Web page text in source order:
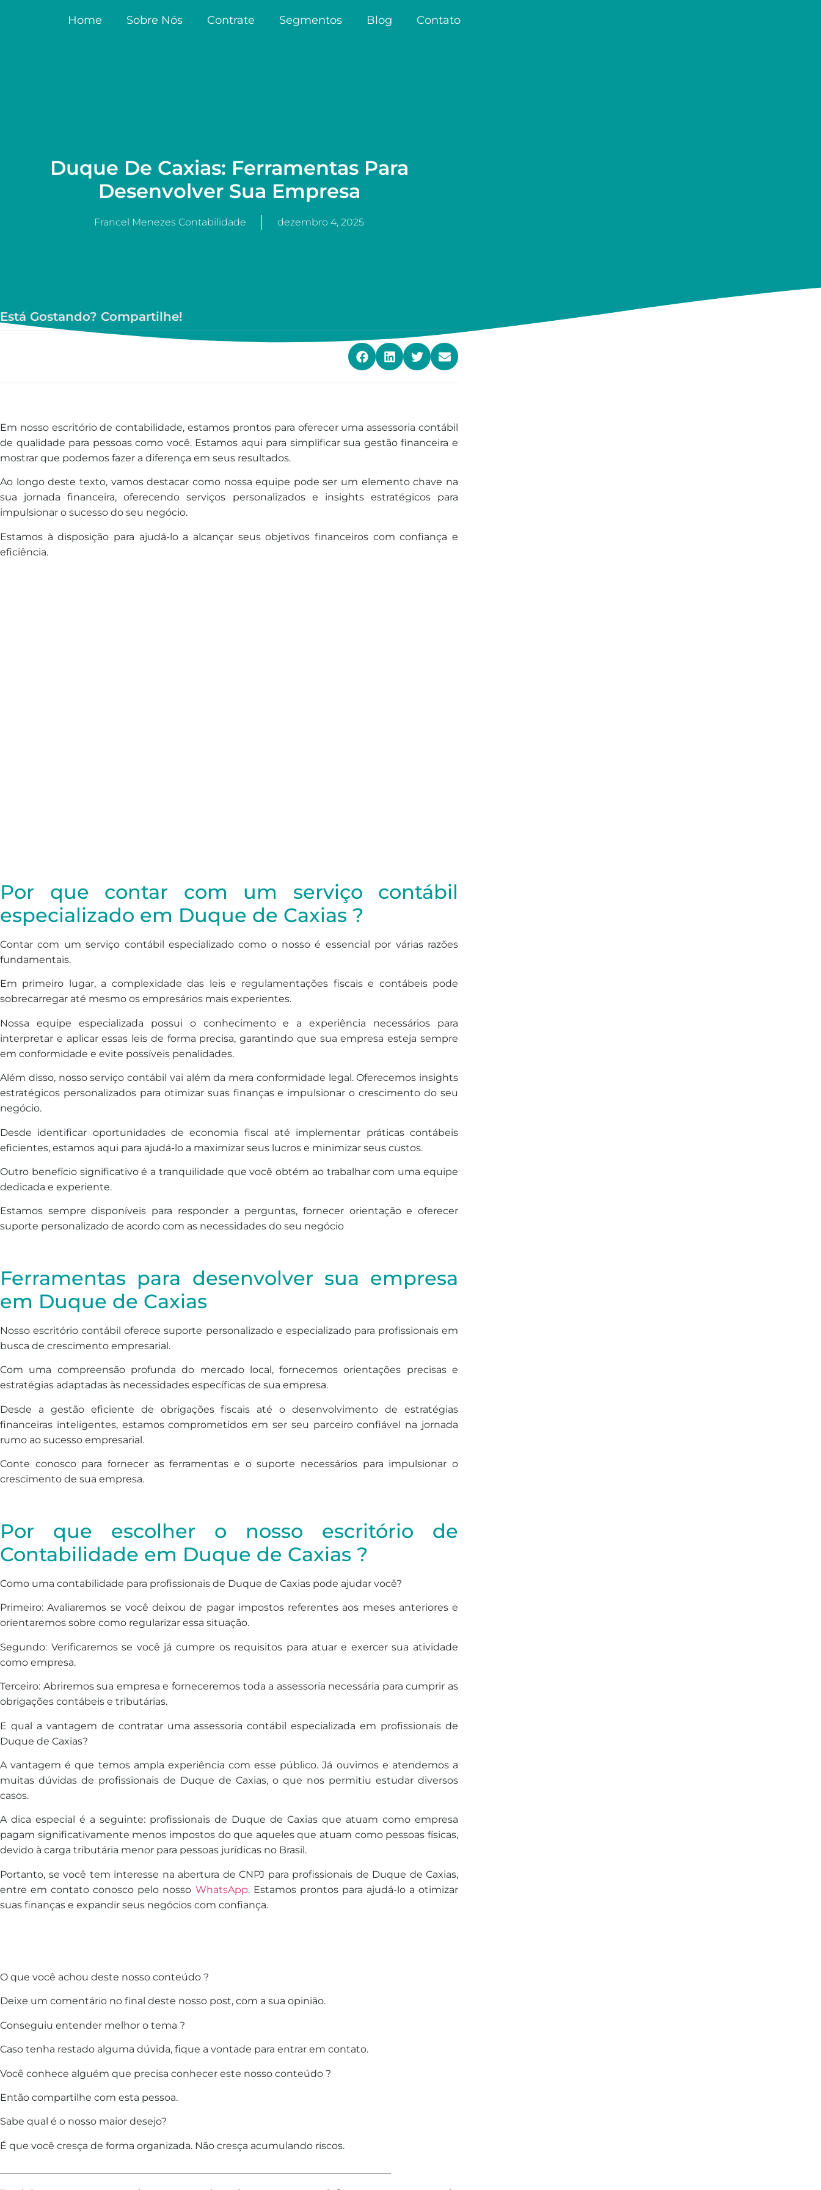
Home Sobre Nós Contrate Segmentos Blog Contato
Duque De Caxias: Ferramentas Para
Desenvolver Sua Empresa
Francel Menezes Contabilidade dezembro 4, 2025
Está Gostando? Compartilhe!
Em nosso escritório de contabilidade, estamos prontos para oferecer uma assessoria contábil
de qualidade para pessoas como você. Estamos aqui para simplificar sua gestão financeira e
mostrar que podemos fazer a diferença em seus resultados.
Ao longo deste texto, vamos destacar como nossa equipe pode ser um elemento chave na
sua jornada financeira, oferecendo serviços personalizados e insights estratégicos para
impulsionar o sucesso do seu negócio.
Estamos à disposição para ajudá-lo a alcançar seus objetivos financeiros com confiança e
eficiência.
Por que contar com um serviço contábil
especializado em Duque de Caxias ?
Contar com um serviço contábil especializado como o nosso é essencial por várias razões
fundamentais.
Em primeiro lugar, a complexidade das leis e regulamentações fiscais e contábeis pode
sobrecarregar até mesmo os empresários mais experientes.
Nossa equipe especializada possui o conhecimento e a experiência necessários para
interpretar e aplicar essas leis de forma precisa, garantindo que sua empresa esteja sempre
em conformidade e evite possíveis penalidades.
Além disso, nosso serviço contábil vai além da mera conformidade legal. Oferecemos insights
estratégicos personalizados para otimizar suas finanças e impulsionar o crescimento do seu
negócio.
Desde identificar oportunidades de economia fiscal até implementar práticas contábeis
eficientes, estamos aqui para ajudá-lo a maximizar seus lucros e minimizar seus custos.
Outro benefício significativo é a tranquilidade que você obtém ao trabalhar com uma equipe
dedicada e experiente.
Estamos sempre disponíveis para responder a perguntas, fornecer orientação e oferecer
suporte personalizado de acordo com as necessidades do seu negócio
Ferramentas para desenvolver sua empresa
em Duque de Caxias
Nosso escritório contábil oferece suporte personalizado e especializado para profissionais em
busca de crescimento empresarial.
Com uma compreensão profunda do mercado local, fornecemos orientações precisas e
estratégias adaptadas às necessidades específicas de sua empresa.
Desde a gestão eficiente de obrigações fiscais até o desenvolvimento de estratégias
financeiras inteligentes, estamos comprometidos em ser seu parceiro confiável na jornada
rumo ao sucesso empresarial.
Conte conosco para fornecer as ferramentas e o suporte necessários para impulsionar o
crescimento de sua empresa.
Por que escolher o nosso escritório de
Contabilidade em Duque de Caxias ?
Como uma contabilidade para profissionais de Duque de Caxias pode ajudar você?
Primeiro: Avaliaremos se você deixou de pagar impostos referentes aos meses anteriores e
orientaremos sobre como regularizar essa situação.
Segundo: Verificaremos se você já cumpre os requisitos para atuar e exercer sua atividade
como empresa.
Terceiro: Abriremos sua empresa e forneceremos toda a assessoria necessária para cumprir as
obrigações contábeis e tributárias.
E qual a vantagem de contratar uma assessoria contábil especializada em profissionais de
Duque de Caxias?
A vantagem é que temos ampla experiência com esse público. Já ouvimos e atendemos a
muitas dúvidas de profissionais de Duque de Caxias, o que nos permitiu estudar diversos
casos.
A dica especial é a seguinte: profissionais de Duque de Caxias que atuam como empresa
pagam significativamente menos impostos do que aqueles que atuam como pessoas físicas,
devido à carga tributária menor para pessoas jurídicas no Brasil.
Portanto, se você tem interesse na abertura de CNPJ para profissionais de Duque de Caxias,
entre em contato conosco pelo nosso WhatsApp. Estamos prontos para ajudá-lo a otimizar
suas finanças e expandir seus negócios com confiança.
O que você achou deste nosso conteúdo ?
Deixe um comentário no final deste nosso post, com a sua opinião.
Conseguiu entender melhor o tema ?
Caso tenha restado alguma dúvida, fique a vontade para entrar em contato.
Você conhece alguém que precisa conhecer este nosso conteúdo ?
Então compartilhe com esta pessoa.
Sabe qual é o nosso maior desejo?
É que você cresça de forma organizada. Não cresça acumulando riscos.